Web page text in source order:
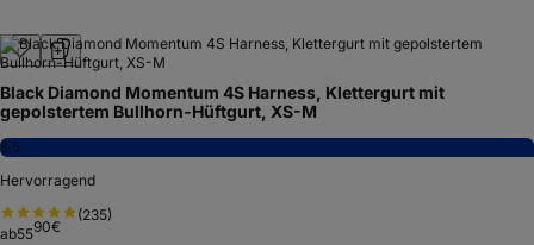
Black Diamond Momentum 4S Harness, Klettergurt mit
gepolstertem Bullhorn-Hüftgurt, XS-M
8,5
Hervorragend
(235)
ab5590€